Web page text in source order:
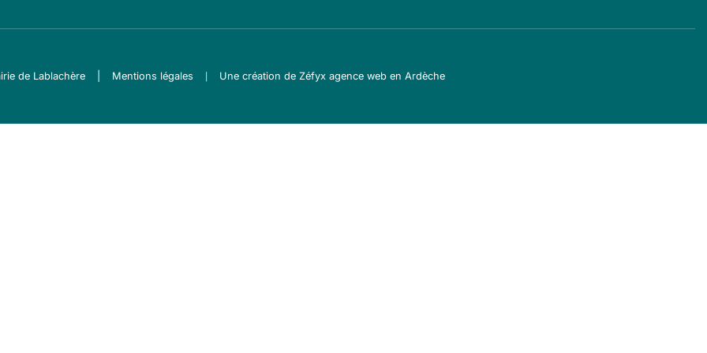
de Lablachère Mentions légales Une création de Zéfyx agence web en Ardèche